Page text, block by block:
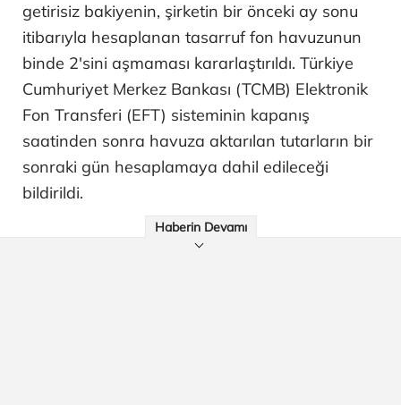
getirisiz bakiyenin, şirketin bir önceki ay sonu
itibarıyla hesaplanan tasarruf fon havuzunun
binde 2'sini aşmaması kararlaştırıldı. Türkiye
Cumhuriyet Merkez Bankası (TCMB) Elektronik
Fon Transferi (EFT) sisteminin kapanış
saatinden sonra havuza aktarılan tutarların bir
sonraki gün hesaplamaya dahil edileceği
bildirildi.
Haberin Devamı